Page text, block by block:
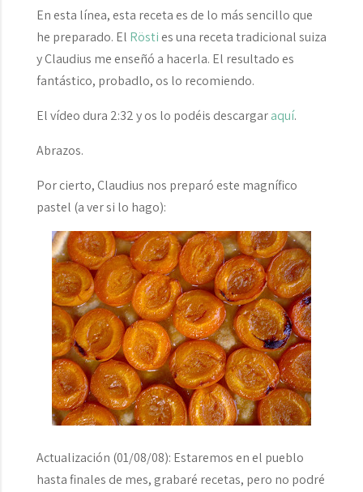
En esta línea, esta receta es de lo más sencillo que
he preparado. El Rösti es una receta tradicional suiza
y Claudius me enseñó a hacerla. El resultado es
fantástico, probadlo, os lo recomiendo.
El vídeo dura 2:32 y os lo podéis descargaraquí.
Abrazos.
Por cierto, Claudius nos preparó este magnífico
pastel (a ver si lo hago):
Actualización (01/08/08): Estaremos en el pueblo
hasta finales de mes, grabaré recetas, pero no podré